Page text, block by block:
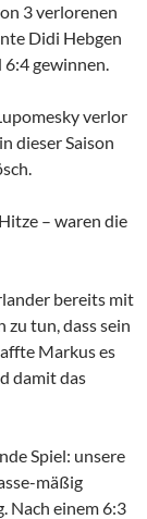
3 verlorenen
Didi Hebgen
gewinnen.
verlor
dieser Saison
– waren die
bereits mit
tun, dass sein
Markus es
damit das
Spiel: unsere
mäßig
Nach einem 6:3